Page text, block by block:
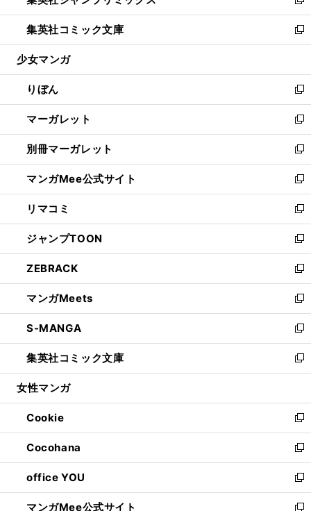
開
く
ウ
で
開
ン
ド
ウ
開
く
ウ
ィ
ン
ウ
で
開
く
新
し
い
ウ
ン
ド
ウ
で
開
く
集英社コミック文庫
新
し
ウ
ィ
ン
ド
ウ
で
開
く
少女マンガ
りぼん
新
し
い
ウ
ィ
ン
ド
ウ
で
開
く
マーガレット
新
し
い
ウ
ィ
ン
ド
ウ
で
開
く
別冊マーガレット
新
し
い
ウ
ィ
ン
ド
ウ
で
開
く
マンガMee公式サイト
新
し
い
ウ
ィ
ン
ド
ウ
で
開
く
リマコミ
新
し
い
ウ
ィ
ン
ド
ウ
で
開
く
ジャンプTOON
新
し
い
ウ
ィ
ン
ド
ウ
で
開
ZEBRACK
新
し
い
ウ
ィ
ン
ド
ウ
開
く
マンガMeets
新
し
い
ウ
ィ
ン
ウ
で
開
く
S-MANGA
新
し
い
ウ
ン
ド
ウ
で
開
く
集英社コミック文庫
新
し
ウ
ィ
ン
ド
ウ
で
開
く
女性マンガ
Cookie
新
し
い
ウ
ィ
ン
ド
Cocohana
新
し
い
ウ
office YOU
新
し
マンガMee公式サイト